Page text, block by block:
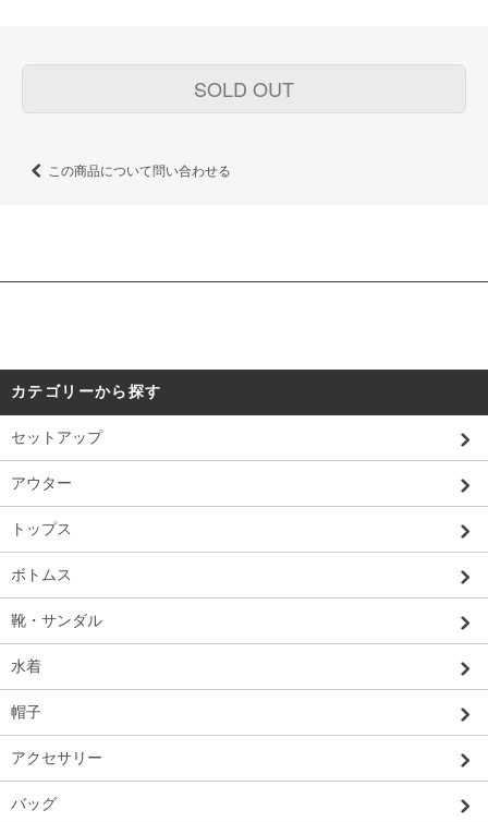
SOLD OUT
この商品について問い合わせる
カテゴリーから探す
セットアップ
アウター
トップス
ボトムス
靴・サンダル
水着
帽子
アクセサリー
バッグ